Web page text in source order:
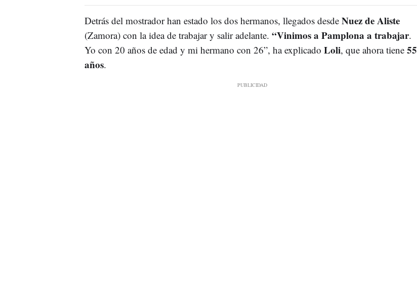
Detrás del mostrador han estado los dos hermanos, llegados desde Nuez de Aliste
(Zamora) con la idea de trabajar y salir adelante. “Vinimos a Pamplona a trabajar.
Yo con 20 años de edad y mi hermano con 26”, ha explicado Loli, que ahora tiene 55
años.